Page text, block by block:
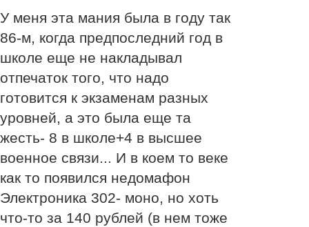
У меня эта мания была в году так
86-м, когда предпоследний год в
школе еще не накладывал
отпечаток того, что надо
готовится к экзаменам разных
уровней, а это была еще та
жесть- 8 в школе+4 в высшее
военное связи... И в коем то веке
как то появился недомафон
Электроника 302- моно, но хоть
что-то за 140 рублей (в нем тоже